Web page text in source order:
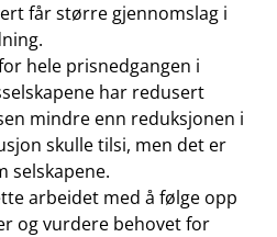
får større gjennomslag i
hele prisnedgangen i
har redusert
mindre enn reduksjonen i
skulle tilsi, men det er
selskapene.
arbeidet med å følge opp
og vurdere behovet for